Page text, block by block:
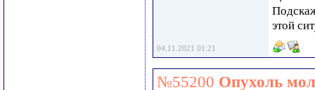
этой
04.11.2021 01:21
№55200 Опухоль